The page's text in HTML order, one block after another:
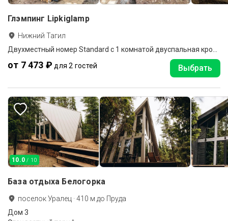
Глэмпинг Lipkiglamp
Нижний Тагил
от 7 473 ₽ для 2 гостей Выбрать
10.0 / 10
База отдыха Белогорка
поселок Уралец ·410 м до Пруда
Дом 3